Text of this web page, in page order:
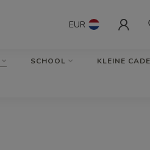
EUR
SCHOOL KLEINE